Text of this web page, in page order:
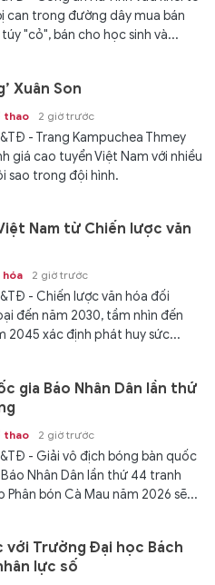
can trong đường dây mua bán
"cỏ", bán cho học sinh và...
Xuân Son
thao 2 giờ trước
- Trang Kampuchea Thmey
giá cao tuyển Việt Nam với nhiều
sao trong đội hình.
Nam từ Chiến lược văn
hóa 2 giờ trước
- Chiến lược văn hóa đối
đến năm 2030, tầm nhìn đến
2045 xác định phát huy sức...
gia Báo Nhân Dân lần thứ
thao 2 giờ trước
- Giải vô địch bóng bàn quốc
Nhân Dân lần thứ 44 tranh
Phân bón Cà Mau năm 2026 sẽ...
với Trường Đại học Bách
lực số